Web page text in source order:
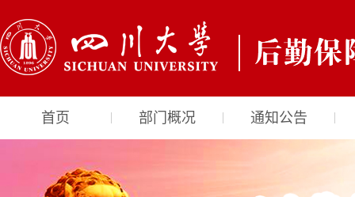
首页 部门概况 通知公告